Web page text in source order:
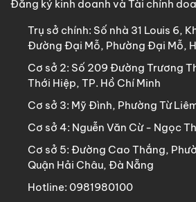
Đăng ký kinh doanh và Tài chính
Trụ sở chính: Số nhà 31 Louis 6,
Đường Đại Mỗ, Phường Đại Mỗ,
Cơ sở 2: Số 209 Đường Trương
Thới Hiệp, TP. Hồ Chí Minh
Cơ sở 3: Mỹ Đình, Phường Từ
Cơ sở 4: Nguễn Văn Cừ - Ngọc
Cơ sở 5: Đường Cao Thắng,
Quận Hải Châu, Đà Nẵng
Hotline: 0981980100